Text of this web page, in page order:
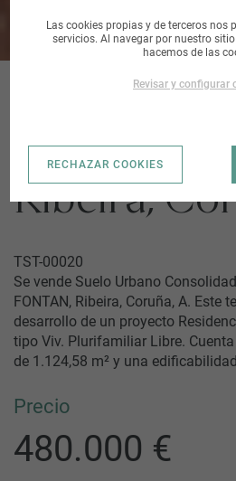
SUZ-4
Ribeira,
TST-00020
Se vende Suelo Urbano
FONTAN, Ribeira, Coruña, A. Este
desarrollo de un proyecto
tipo Viv. Plurifamiliar Libre.
de 1.124,58 m² y una
Precio
480.000 €
Las cookies propias y de terceros nos
servicios. Al navegar por nuestro
hacemos de las
Revisar y configurar
RECHAZAR COOKIES